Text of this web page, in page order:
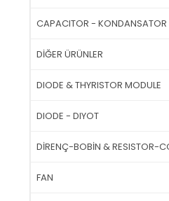
CAPACITOR - KONDANSATOR
DİĞER ÜRÜNLER
DIODE & THYRISTOR MODULE
DIODE - DIYOT
DİRENÇ-BOBİN & RESISTOR-
FAN